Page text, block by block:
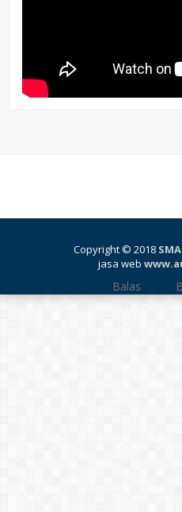
Balas
Copyright © 2018
jasa web